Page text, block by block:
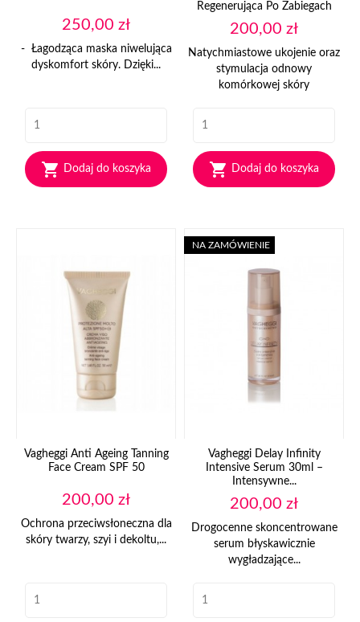
Cena
250,00 zł
- Łagodząca maska niwelująca
dyskomfort skóry. Dzięki...
 Dodaj do koszyka
Regenerująca Po Zabiegach
Cena
200,00 zł
Natychmiastowe ukojenie oraz
stymulacja odnowy
komórkowej skóry
 Dodaj do koszyka
Vagheggi Anti Ageing Tanning
Face Cream SPF 50
Cena
200,00 zł
Ochrona przeciwsłoneczna dla
skóry twarzy, szyi i dekoltu,...
Vagheggi Delay Infinity
Intensive Serum 30ml –
Intensywne...
Cena
200,00 zł
Drogocenne skoncentrowane
serum błyskawicznie
wygładzające...
NA ZAMÓWIENIE